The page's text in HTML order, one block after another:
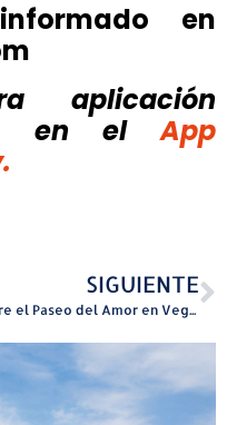
en
aplicación
en el
App
SIGUIENTE
Abre el Paseo del Amor en Vega Alta y la presentación del Super Bowl